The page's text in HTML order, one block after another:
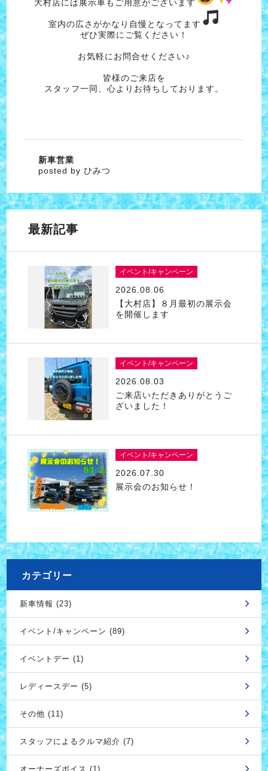
大村店には展示車もご用意がございます
室内の広さがかなり自慢となってます
ぜひ実際にご覧ください！
お気軽にお問合せください♪
皆様のご来店を
スタッフ一同、心よりお待ちしております。
新車営業
posted by ひみつ
最新記事
イベント/キャンペーン
2026.08.06
【大村店】８月最初の展示会
を開催します
イベント/キャンペーン
2026.08.03
ご来店いただきありがとうご
ざいました！
イベント/キャンペーン
2026.07.30
展示会のお知らせ！
カテゴリー
新車情報 (23)
イベント/キャンペーン (89)
イベントデー (1)
レディースデー (5)
その他 (11)
スタッフによるクルマ紹介 (7)
オーナーズボイス (1)